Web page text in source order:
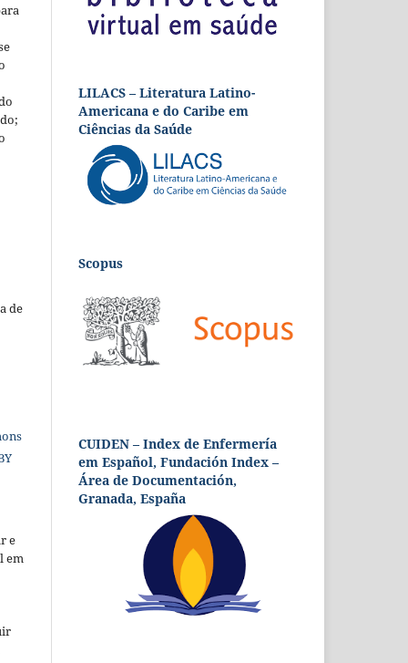
de
e
em
LILACS – Literatura Latino-
Americana e do Caribe em
Ciências da Saúde
Scopus
CUIDEN – Index de Enfermería
em Español, Fundación Index –
Área de Documentación,
Granada, España